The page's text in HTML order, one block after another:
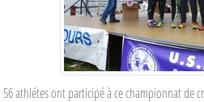
56 athlétes ont participé à ce championnat de